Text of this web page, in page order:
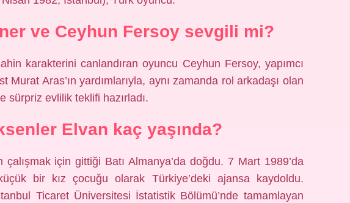
ve Ceyhun Fersoy sevgili mi?
karakterini canlandıran oyuncu Ceyhun Fersoy, yapımcı
Murat Aras’ın yardımlarıyla, aynı zamanda rol arkadaşı olan
sürpriz evlilik teklifi hazırladı.
Elvan kaç yaşında?
için gittiği Batı Almanya’da doğdu. 7 Mart 1989’da
bir kız çocuğu olarak Türkiye’deki ajansa kaydoldu.
Ticaret Üniversitesi İstatistik Bölümü’nde tamamlayan